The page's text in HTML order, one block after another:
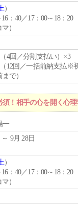
）
16：40／17：00～18：20
）
（4回／分割支払い）×3
（12回／一括前納支払※
で）
！相手の心を開く心理
一
9月 28日
）
16：40／17：00～18：20
）